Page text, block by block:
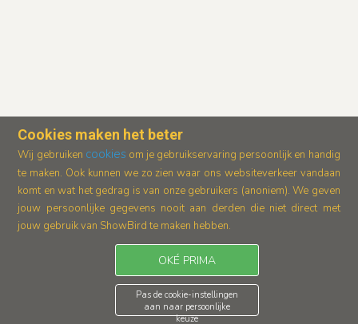
Cookies maken het beter
Wij gebruiken cookies om je gebruikservaring persoonlijk en handig
te maken. Ook kunnen we zo zien waar ons websiteverkeer vandaan
komt en wat het gedrag is van onze gebruikers (anoniem). We geven
jouw persoonlijke gegevens nooit aan derden die niet direct met
jouw gebruik van ShowBird te maken hebben.
OKÉ PRIMA
Pas de cookie-instellingen
aan naar persoonlijke
keuze